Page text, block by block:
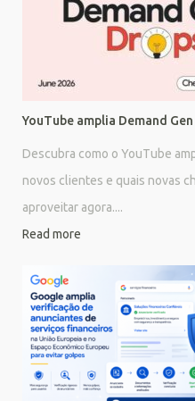
YouTube amplia Demand
Descubra como o YouTube
novos clientes e quais novas
aproveitar agora....
Read more